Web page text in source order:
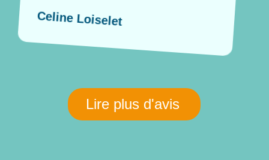
Celine Loiselet
Lire plus d'avis